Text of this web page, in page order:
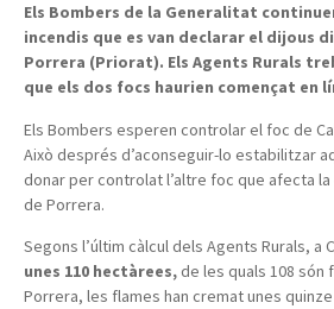
Els Bombers de la Generalitat
incendis que es van declarar el dijous
Porrera (Priorat). Els Agents Rurals
que els dos focs haurien començat en
Els Bombers esperen controlar el foc de
Això després d’aconseguir-lo estabilitzar
donar per controlat l’altre foc que afecta
de Porrera.
Segons l’últim càlcul dels Agents Rurals, a
unes 110 hectàrees,de les quals 108 són
Porrera, les flames han cremat unes